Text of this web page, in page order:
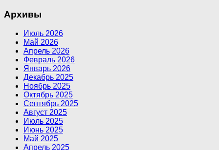
Архивы
Июль 2026
Май 2026
Апрель 2026
Февраль 2026
Январь 2026
Декабрь 2025
Ноябрь 2025
Октябрь 2025
Сентябрь 2025
Август 2025
Июль 2025
Июнь 2025
Май 2025
Апрель 2025